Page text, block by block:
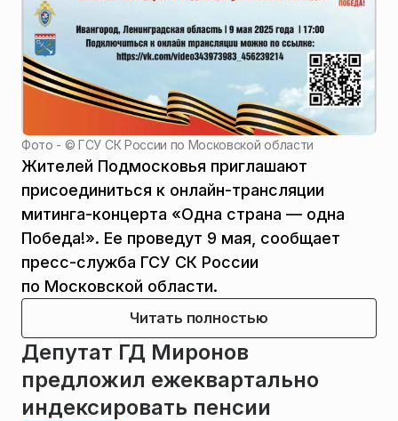
Фото - ©ГСУ СК России по Московской области
Жителей Подмосковья приглашают
присоединиться к онлайн-трансляции
митинга-концерта «Одна страна — одна
Победа!». Ее проведут 9 мая, сообщает
пресс-служба ГСУ СК России
по Московской области.
Читать полностью
Депутат ГД Миронов
предложил ежеквартально
индексировать пенсии